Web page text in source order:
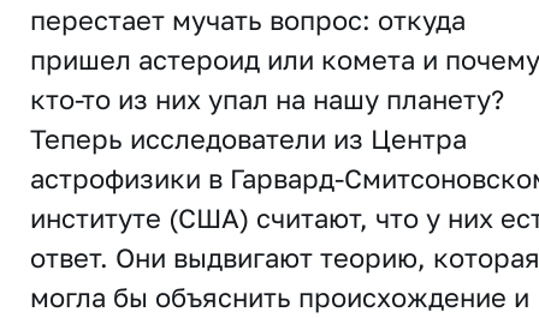
перестает мучать вопрос: откуда
пришел астероид или комета и почему
кто-то из них упал на нашу планету?
Теперь исследователи из Центра
астрофизики в Гарвард-
институте (США) считают, что у них
ответ. Они выдвигают теорию, которая
могла бы объяснить происхождение и